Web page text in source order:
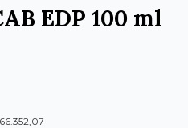
EDP 100 ml